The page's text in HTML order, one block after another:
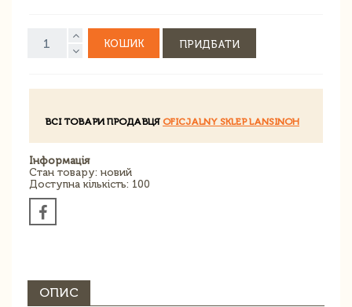
КОШИК ПРИДБАТИ
ВСІ ТОВАРИ ПРОДАВЦЯ OFICJALNY SKLEP LANSINOH
Інформація
Стан товару: новий
Доступна кількість: 100
ОПИС